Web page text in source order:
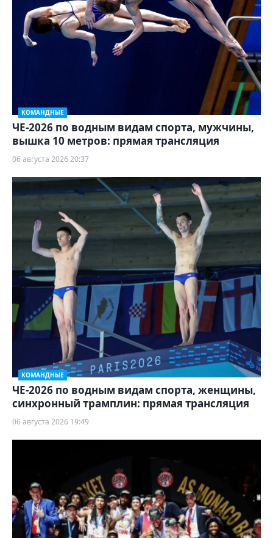
КОМАНДНЫЕ
ЧЕ-2026 по водным видам спорта, мужчины,
вышка 10 метров: прямая трансляция
06 августа 2026 20:37
КОМАНДНЫЕ
ЧЕ-2026 по водным видам спорта, женщины,
синхронный трамплин: прямая трансляция
06 августа 2026 19:49